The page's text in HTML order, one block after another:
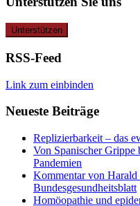
RSS-Feed
Link zum einbinden
Neueste Beiträge
Replizierbarkeit – das
Von Spanischer
Pandemien
Kommentar von
Bundesgesundheitsblatt
Homöopathie und